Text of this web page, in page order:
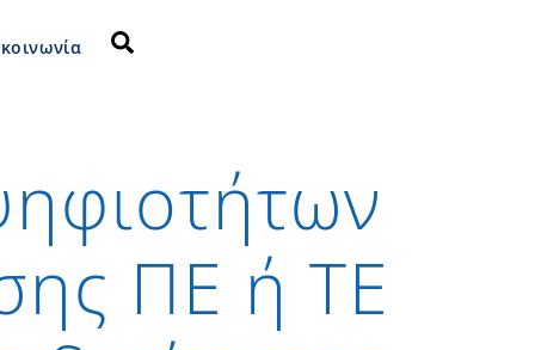
ΠΕ ή ΤΕ